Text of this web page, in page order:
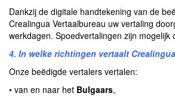
Dankzij de digitale handtekening van de
Crealingua Vertaalbureau uw vertaling
werkdagen. Spoedvertalingen zijn mogelijk
4. In welke richtingen vertaalt
Onze beëdigde vertalers vertalen:
• van en naar het Bulgaars,